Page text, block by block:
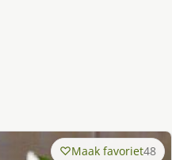
Maak favoriet48